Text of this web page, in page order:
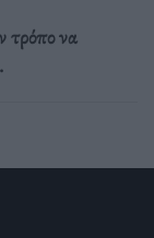
τρόπο να